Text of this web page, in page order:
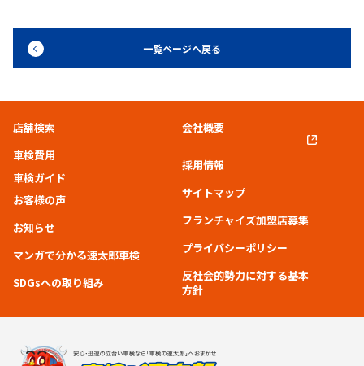
一覧ページへ戻る
店舗検索
車検費用
車検ガイド
お客様の声
お知らせ
マンガで分かる速太郎車検
SDGsへの取り組み
会社概要
採用情報
サイトマップ
フランチャイズ加盟店募集
プライバシーポリシー
反社会的勢力に対する基本
方針